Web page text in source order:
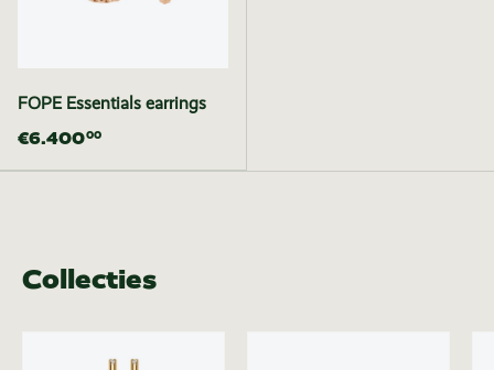
FOPE Essentials earrings
€6.40000
Collecties